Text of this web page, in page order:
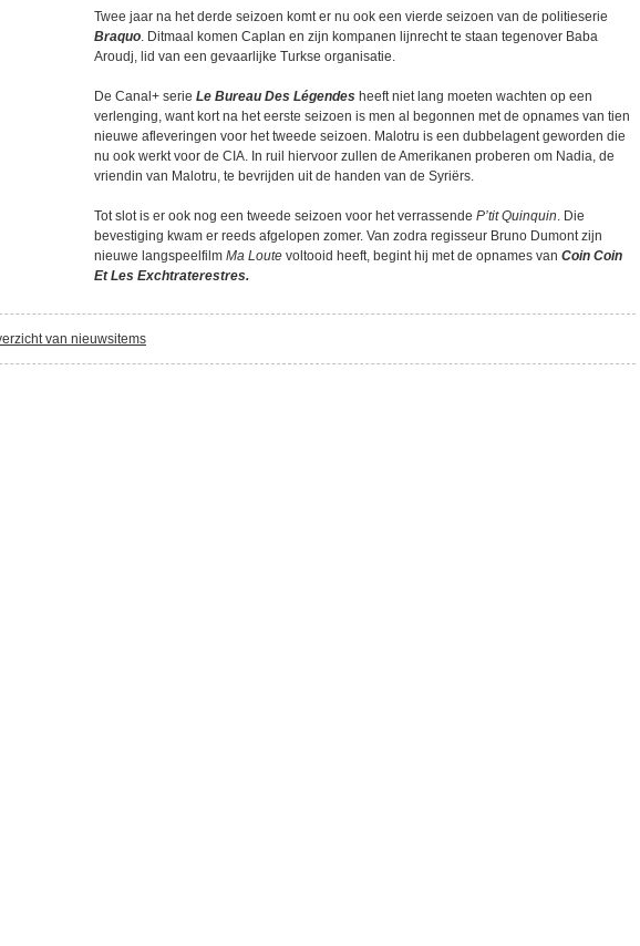
Twee jaar na het derde seizoen komt er nu ook een vierde seizoen van de politieserie
Braquo. Ditmaal komen Caplan en zijn kompanen lijnrecht te staan tegenover Baba
Aroudj, lid van een gevaarlijke Turkse organisatie.
De Canal+ serie Le Bureau Des Légendes heeft niet lang moeten wachten op een
verlenging, want kort na het eerste seizoen is men al begonnen met de opnames van tien
nieuwe afleveringen voor het tweede seizoen. Malotru is een dubbelagent geworden die
nu ook werkt voor de CIA. In ruil hiervoor zullen de Amerikanen proberen om Nadia, de
vriendin van Malotru, te bevrijden uit de handen van de Syriërs.
Tot slot is er ook nog een tweede seizoen voor het verrassende P’tit Quinquin. Die
bevestiging kwam er reeds afgelopen zomer. Van zodra regisseur Bruno Dumont zijn
nieuwe langspeelfilm Ma Loute voltooid heeft, begint hij met de opnames van Coin Coin
Et Les Exchtraterestres.
van nieuwsitems